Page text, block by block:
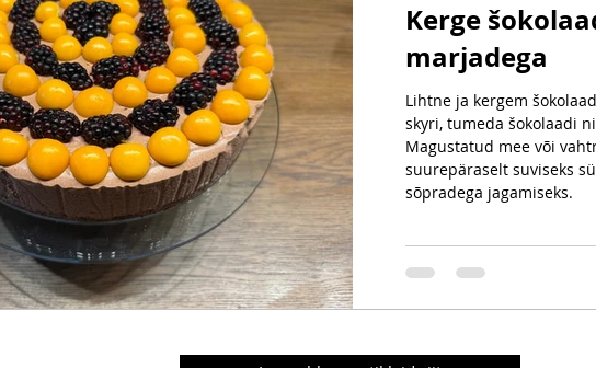
Kerge
marjadega
Lihtne ja kergem
skyri, tumeda šokolaadi
Magustatud mee või
suurepäraselt suviseks
sõpradega jagamiseks.